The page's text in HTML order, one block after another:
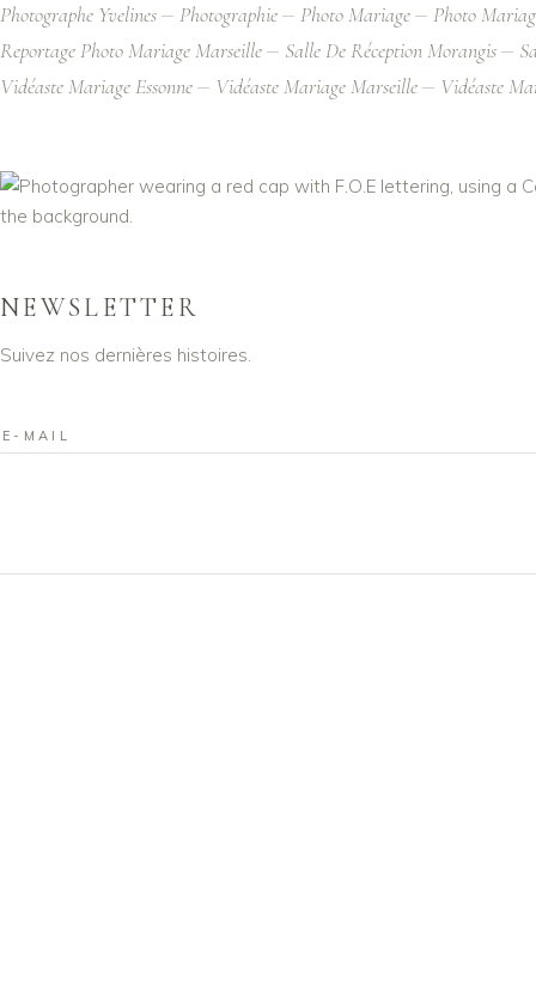
Photographe Yvelines
Photographie Photo Mariage
Photo
Reportage Photo Mariage Marseille
Salle De Réception Morangis
Vidéaste Mariage Essonne
Vidéaste Mariage Marseille Vidéaste
NEWSLETTER
Suivez nos dernières histoires.